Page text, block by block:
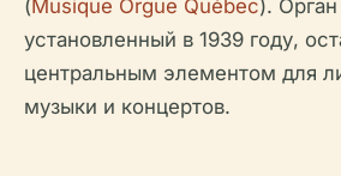
(Musique Orgue Québec).
установленный в 1939 году,
центральным элементом для
музыки и концертов.